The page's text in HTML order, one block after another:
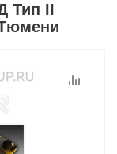
Тип II